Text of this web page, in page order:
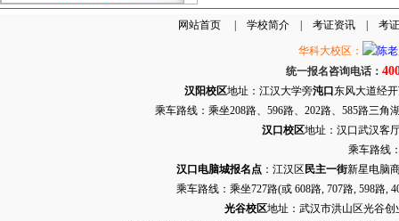
网站首页| 学校简介| 考证资讯| 考
华科大校区：
统一报名咨询电话：
汉阳校区地址：江汉大学旁沌口 东风大道经
乘车路线：乘坐208路、596路、202路、585路三
汉口校区地址：汉口武汉客
乘车路线
汉口电脑城报名点：江汉区 民主一街新星电脑
乘车路线：乘坐727路(或 608路, 707路, 598路,
光谷校区地址：武汉市洪山区光谷创